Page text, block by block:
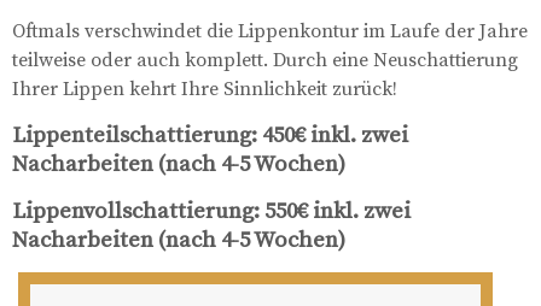
Oftmals verschwindet die Lippenkontur im Laufe der Jahre
teilweise oder auch komplett. Durch eine Neuschattierung
Ihrer Lippen kehrt Ihre Sinnlichkeit zurück!
Lippenteilschattierung: 450€ inkl. zwei
Nacharbeiten (nach 4-5 Wochen)
Lippenvollschattierung: 550€ inkl. zwei
Nacharbeiten (nach 4-5 Wochen)